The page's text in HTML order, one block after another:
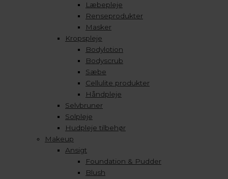
Læbepleje
Renseprodukter
Masker
Kropspleje
Bodylotion
Bodyscrub
Sæbe
Cellulite produkter
Håndpleje
Selvbruner
Solpleje
Hudpleje tilbehør
Makeup
Ansigt
Foundation & Pudder
Blush